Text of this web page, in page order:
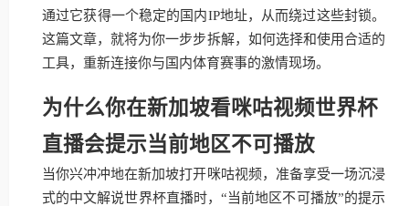
通过它获得一个稳定的国内IP地址，从而绕过这些封锁。
这篇文章，就将为你一步步拆解，如何选择和使用合适的
工具，重新连接你与国内体育赛事的激情现场。
为什么你在新加坡看咪咕视频世界杯
直播会提示当前地区不可播放
当你兴冲冲地在新加坡打开咪咕视频，准备享受一场沉浸
式的中文解说世界杯直播时，“当前地区不可播放”的提示